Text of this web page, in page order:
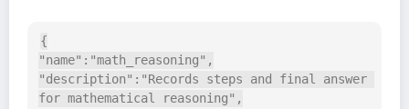
{
"name":"math_reasoning",
"description":"Records steps and final answer
for mathematical reasoning",